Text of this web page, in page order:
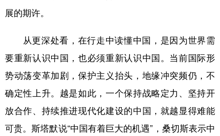
展的期许。
从更深处看，在行走中读懂中国，是因为世界需
要重新认识中国，也必须重新认识中国。当前国际形
势动荡变革加剧，保护主义抬头，地缘冲突频仍，不
确定性上升。越是如此，一个保持战略定力、坚持开
放合作、持续推进现代化建设的中国，就越显得难能
可贵。斯塔默说“中国有着巨大的机遇”，桑切斯表示中